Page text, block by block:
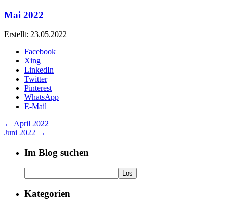
Mai 2022
Erstellt: 23.05.2022
Facebook
Xing
LinkedIn
Twitter
Pinterest
WhatsApp
E-Mail
← April 2022
Juni 2022 →
Im Blog suchen
Kategorien